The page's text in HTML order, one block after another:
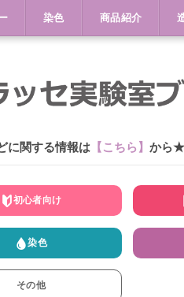
染色 商品紹介
に関する情報は【こちら】 から★
初心者向け
染色
その他